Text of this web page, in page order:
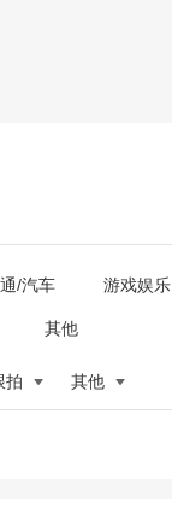
/汽车 游戏娱乐
其他
拍 其他